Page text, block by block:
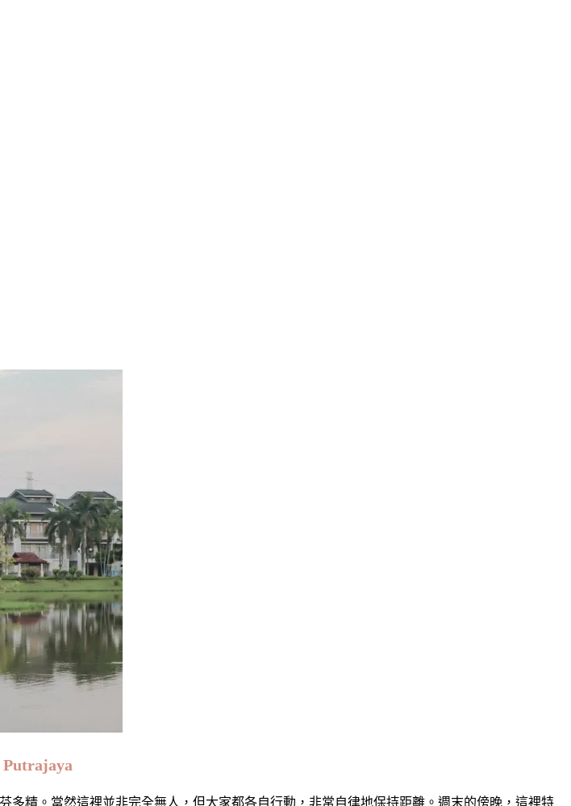
Putrajaya
多精。當然這裡並非完全無人，但大家都各自行動，非常自律地保持距離。週末的傍晚，這裡特